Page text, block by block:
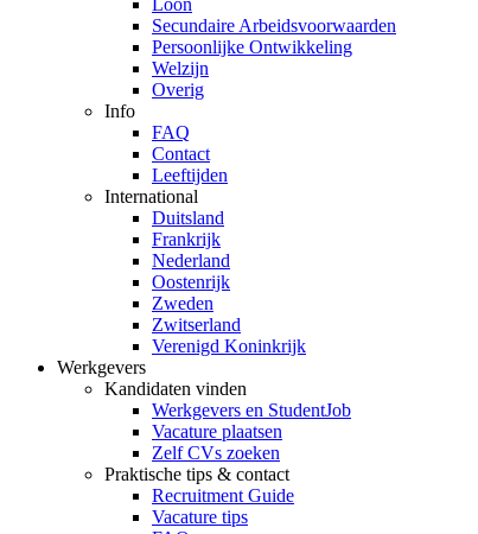
Loon
Secundaire Arbeidsvoorwaarden
Persoonlijke Ontwikkeling
Welzijn
Overig
Info
FAQ
Contact
Leeftijden
International
Duitsland
Frankrijk
Nederland
Oostenrijk
Zweden
Zwitserland
Verenigd Koninkrijk
Werkgevers
Kandidaten vinden
Werkgevers en StudentJob
Vacature plaatsen
Zelf CVs zoeken
Praktische tips & contact
Recruitment Guide
Vacature tips